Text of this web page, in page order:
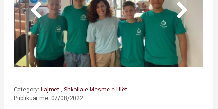
Category: Lajmet
Shkolla e Mesme e Ulët
Publikuar më: 07/08/2022